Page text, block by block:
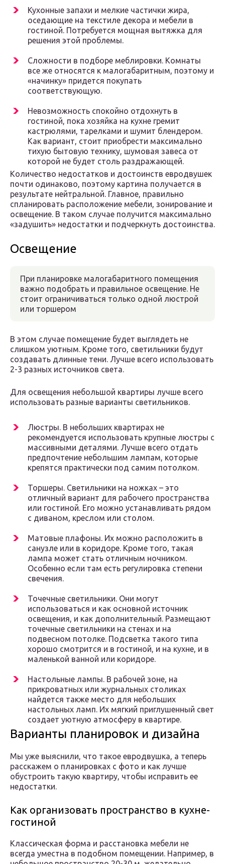
Кухонные запахи и мелкие частички жира,
оседающие на текстиле декора и мебели в
гостиной. Потребуется мощная вытяжка для
решения этой проблемы.
Сложности в подборе меблировки. Комнаты
все же относятся к малогабаритным, поэтому и
«начинку» придется покупать
соответствующую.
Невозможность спокойно отдохнуть в
гостиной, пока хозяйка на кухне гремит
кастрюлями, тарелками и шумит блендером.
Как вариант, стоит приобрести максимально
тихую бытовую технику, шумовая завеса от
которой не будет столь раздражающей.
Количество недостатков и достоинств евродвушек
почти одинаково, поэтому картина получается в
результате нейтральной. Главное, правильно
спланировать расположение мебели, зонирование и
освещение. В таком случае получится максимально
«задушить» недостатки и подчеркнуть достоинства.
Освещение
При планировке малогабаритного помещения
важно подобрать и правильное освещение. Не
стоит ограничиваться только одной люстрой
или торшером
В этом случае помещение будет выглядеть не
слишком уютным. Кроме того, светильники будут
создавать длинные тени. Лучше всего использовать
2-3 разных источников света.
Для освещения небольшой квартиры лучше всего
использовать разные варианты светильников.
Люстры. В небольших квартирах не
рекомендуется использовать крупные люстры с
массивными деталями. Лучше всего отдать
предпочтение небольшим лампам, которые
крепятся практически под самим потолком.
Торшеры. Светильники на ножках – это
отличный вариант для рабочего пространства
или гостиной. Его можно устанавливать рядом
с диваном, креслом или столом.
Матовые плафоны. Их можно расположить в
санузле или в коридоре. Кроме того, такая
лампа может стать отличным ночником.
Особенно если там есть регулировка степени
свечения.
Точечные светильники. Они могут
использоваться и как основной источник
освещения, и как дополнительный. Размещают
точечные светильники на стенах и на
подвесном потолке. Подсветка такого типа
хорошо смотрится и в гостиной, и на кухне, и в
маленькой ванной или коридоре.
Настольные лампы. В рабочей зоне, на
прикроватных или журнальных столиках
найдется также место для небольших
настольных ламп. Их мягкий приглушенный свет
создает уютную атмосферу в квартире.
Варианты планировок и дизайна
Мы уже выяснили, что такое евродвушка, а теперь
расскажем о планировках с фото и как лучше
обустроить такую квартиру, чтобы исправить ее
недостатки.
Как организовать пространство в кухне-
гостиной
Классическая форма и расстановка мебели не
всегда уместна в подобном помещении. Например, в